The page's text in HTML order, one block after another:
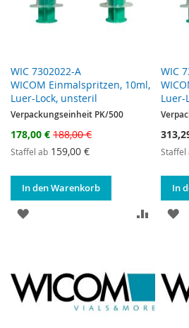
WIC 7302022-A
WICOM Einmalspritzen, 10ml,
Luer-Lock, unsteril
Verpackungseinheit PK/500
Sonderangebot
178,00 € 188,00 €
Staffel ab 159,00 €
In den Warenkorb
WIC
Luer-
Staffel
In
ZUR WUNSCHLISTE ZUR